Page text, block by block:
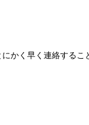
かく早く連絡するこ